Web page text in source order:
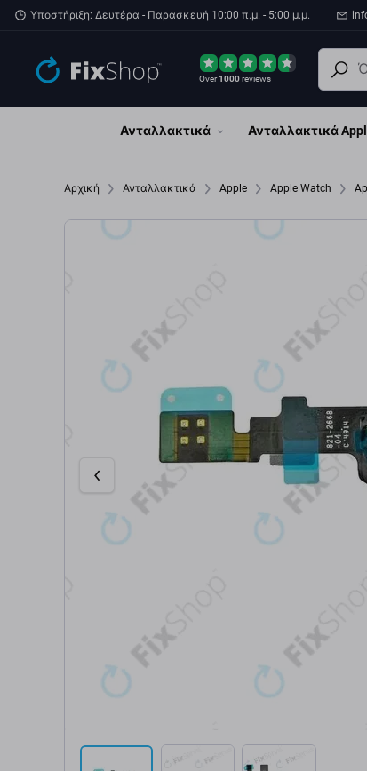
Παράβλεψη στο κύριο περιεχόμενο
Υποστήριξη: Δευτέρα - Παρασκευή 10:00 π.μ. - 5:00 μ.μ.
Over1000reviews
Ανταλλακτικά Ανταλλακτικά
Αρχική Ανταλλακτικά Apple Apple Watch